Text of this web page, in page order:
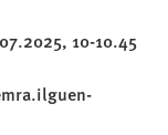
10-10.45